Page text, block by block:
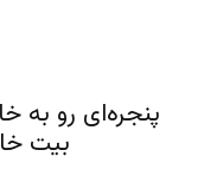
پنجره‌ای رو به
بیت خامنه‌ای ـ